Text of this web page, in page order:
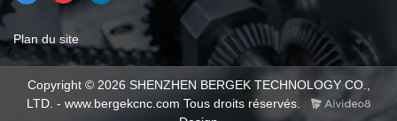
Plan du site
Copyright © 2026 SHENZHEN BERGEK TECHNOLOGY CO.,
LTD. - www.bergekcnc.com Tous droits réservés.